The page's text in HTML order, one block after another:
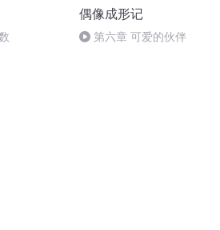
偶像成形记
第六章 可爱的伙伴